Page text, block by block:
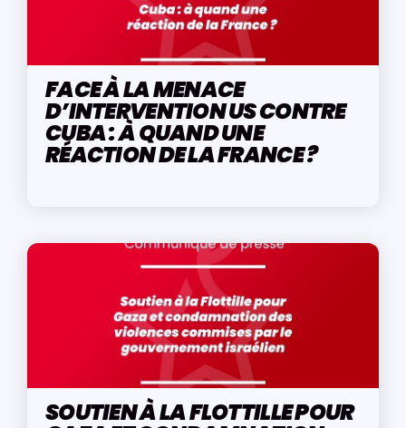
FACE À LA MENACE
D’INTERVENTION US CONTRE
CUBA : À QUAND UNE
RÉACTION DE LA FRANCE ?
SOUTIEN À LA FLOTTILLE POUR